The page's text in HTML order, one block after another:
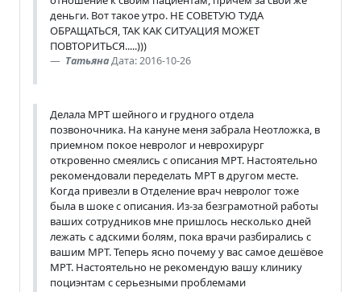
деньги. Вот такое утро. НЕ СОВЕТУЮ ТУДА
ОБРАЩАТЬСЯ, ТАК КАК СИТУАЦИЯ МОЖЕТ
ПОВТОРИТЬСЯ.....)))
ТатьянаДата: 2016-10-26
Делала МРТ шейного и грудного отдела
позвоночника. На кануне меня забрала Неотложка, в
приемном покое невролог и неврохирург
откровенно смеялись с описания МРТ. Настоятельно
рекомендовали переделать МРТ в другом месте.
Когда привезли в Отделение врач невролог тоже
была в шоке с описания. Из-за безграмотной работы
ваших сотрудников мне пришлось несколько дней
лежать с адскими болям, пока врачи разбирались с
вашим МРТ. Теперь ясно почему у вас самое дешёвое
МРТ. Настоятельно не рекомендую вашу клинику
поциэнтам с серьезными проблемами